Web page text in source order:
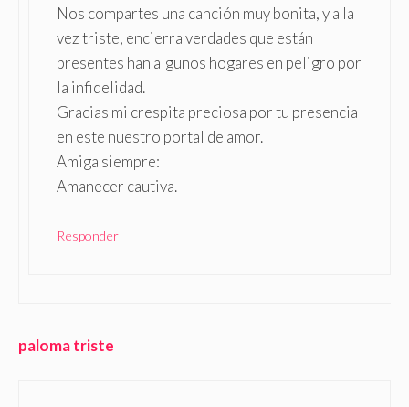
Nos compartes una canción muy bonita, y a la
vez triste, encierra verdades que están
presentes han algunos hogares en peligro por
la infidelidad.
Gracias mi crespita preciosa por tu presencia
en este nuestro portal de amor.
Amiga siempre:
Amanecer cautiva.
Responder
paloma triste